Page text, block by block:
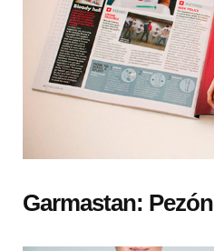
Garmastan: Pezón